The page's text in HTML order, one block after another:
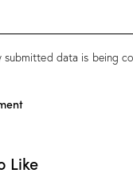
submitted data is being
Like